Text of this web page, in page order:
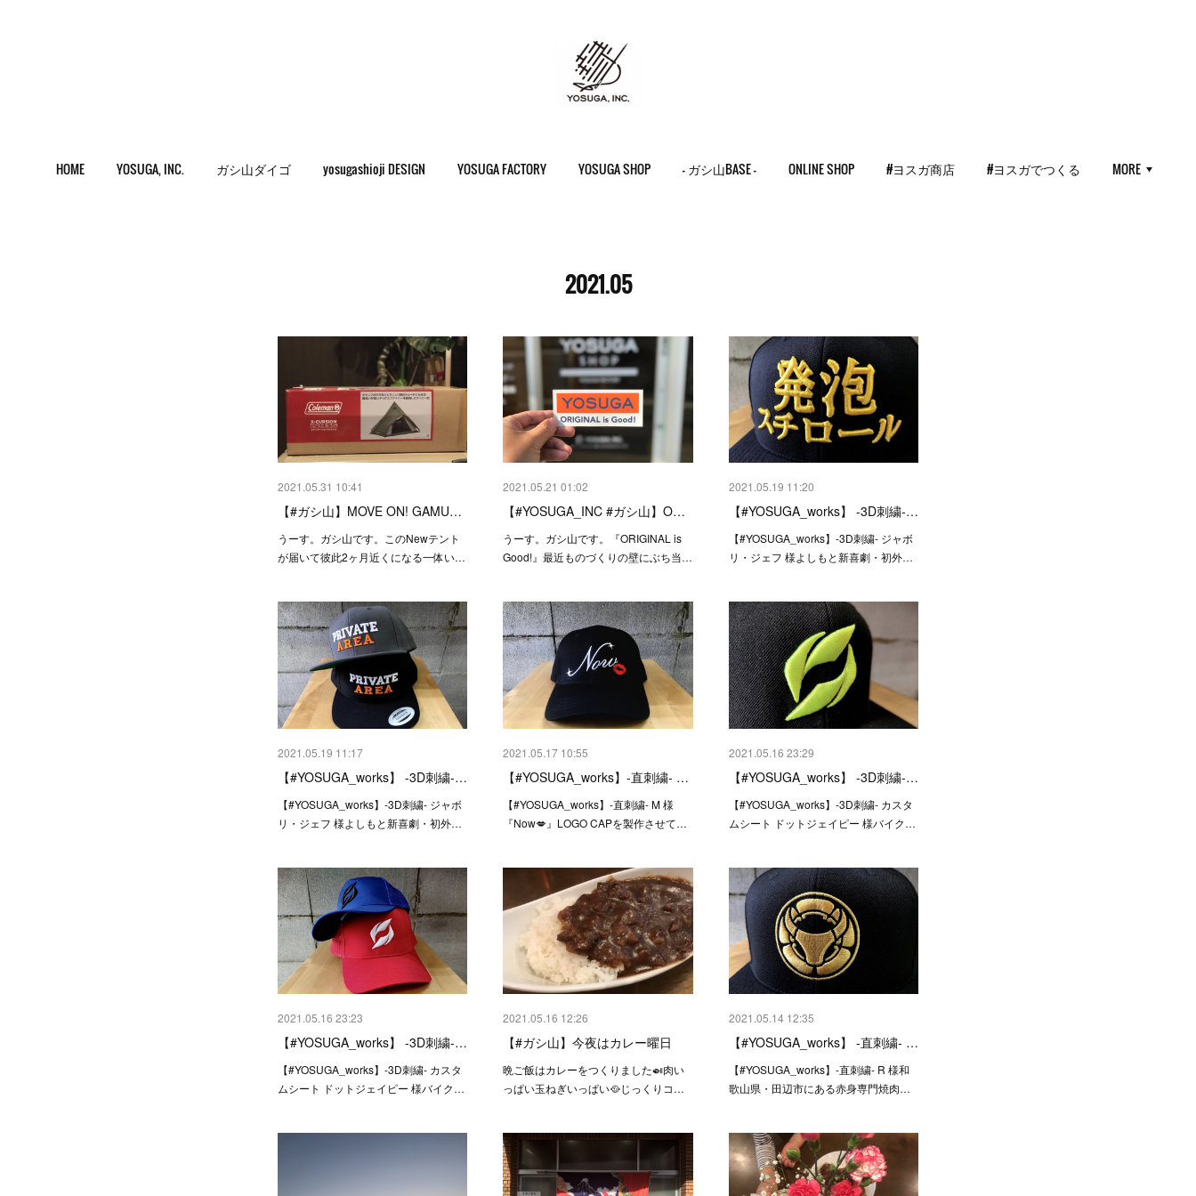
HOME YOSUGA, INC. ガシ山ダイゴ yosugashioji DESIGN YOSUGA FACTORY YOSUGA SHOP - ガシ山BASE - ONLINE SHOP #ヨスガ商店 #ヨスガでつくる MORE
2021.05
2021.05.31 10:41
【#ガシ山】MOVE ON! GAMU…
うーす。ガシ山です。このNewテント
が届いて彼此2ヶ月近くになる一体い…
2021.05.21 01:02
【#YOSUGA_INC #ガシ山】O…
うーす。ガシ山です。『ORIGINAL is
Good!』最近ものづくりの壁にぶち当…
2021.05.19 11:20
【#YOSUGA_works】 -3D刺繍-…
【#YOSUGA_works】-3D刺繍- ジャボ
リ・ジェフ 様よしもと新喜劇・初外…
2021.05.19 11:17
【#YOSUGA_works】 -3D刺繍-…
【#YOSUGA_works】-3D刺繍- ジャボ
リ・ジェフ 様よしもと新喜劇・初外…
2021.05.17 10:55
【#YOSUGA_works】-直刺繍- …
【#YOSUGA_works】-直刺繍- M 様
『Now💋』LOGO CAPを製作させて…
2021.05.16 23:29
【#YOSUGA_works】 -3D刺繍-…
【#YOSUGA_works】-3D刺繍- カスタ
ムシート ドットジェイピー 様バイク…
2021.05.16 23:23
【#YOSUGA_works】 -3D刺繍-…
【#YOSUGA_works】-3D刺繍- カスタ
ムシート ドットジェイピー 様バイク…
2021.05.16 12:26
【#ガシ山】今夜はカレー曜日
晩ご飯はカレーをつくりました🍛肉い
っぱい玉ねぎいっぱい🥘じっくりコ…
2021.05.14 12:35
【#YOSUGA_works】 -直刺繍- …
【#YOSUGA_works】-直刺繍- R 様和
歌山県・田辺市にある赤身専門焼肉…